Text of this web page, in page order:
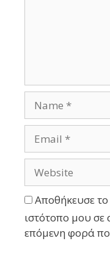
Αποθήκευσε
ιστότοπο μου σε
επόμενη φορά